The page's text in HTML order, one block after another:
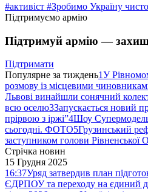
#активіст #Зробимо Україну
Підтримуємо армію
Підтримуй армію —
Підтримати
Популярне за тиждень1У
розмову із місцевими
Львові винайшли сонячний
всю оселю3Запускається новий
прірвою з іржі”4Шоу Супермодель
сьогодні. ФОТО5Грузинський
заступником голови Рівненської
Стрічка новин
15 Грудня 2025
16:37Уряд затвердив план
ЄДРПОУ та переходу на єдиний